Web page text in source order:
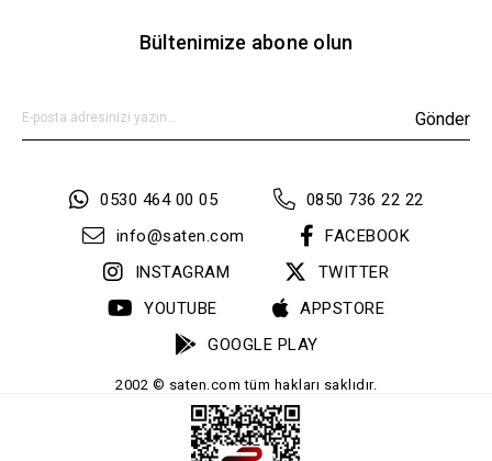
Bültenimize abone olun
Gönder
0530 464 00 05
0850 736 22 22
info@saten.com
FACEBOOK
INSTAGRAM
TWITTER
YOUTUBE
APPSTORE
GOOGLE PLAY
2002 © saten.com tüm hakları saklıdır.